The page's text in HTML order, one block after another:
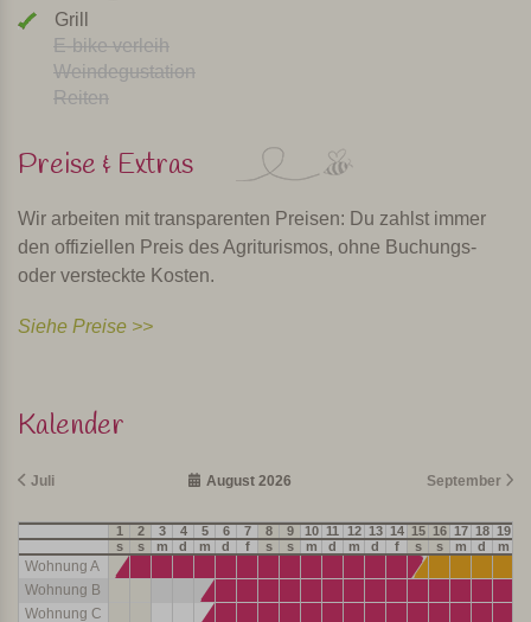
Grill
E-bike verleih
Weindegustation
Reiten
Preise & Extras
Wir arbeiten mit transparenten Preisen: Du zahlst immer
den offiziellen Preis des Agriturismos, ohne Buchungs-
oder versteckte Kosten.
Siehe Preise >>
Kalender
Juli August 2026 September
1 2 3 4 5 6 7 8 9 10 11 12 13 14 15 16 17 18 19
s
s m d m d f s s m d m d f s s m d m
Wohnung A
Wohnung B
Wohnung C